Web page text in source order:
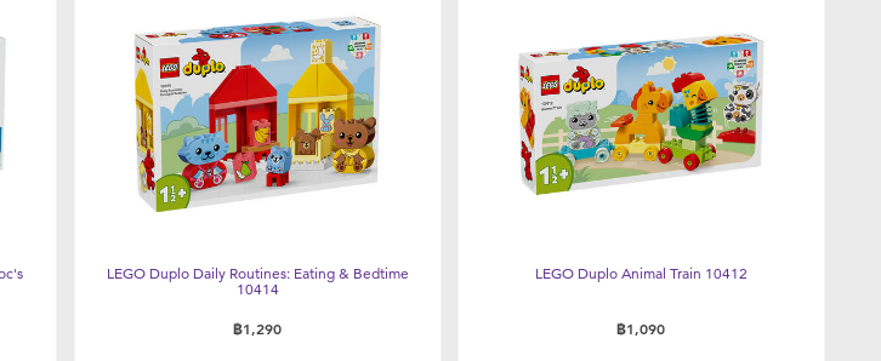
LEGO Duplo Daily Routines: Eating & Bedtime
10414
฿1,290
LEGO Duplo Animal Train 10412
฿1,090